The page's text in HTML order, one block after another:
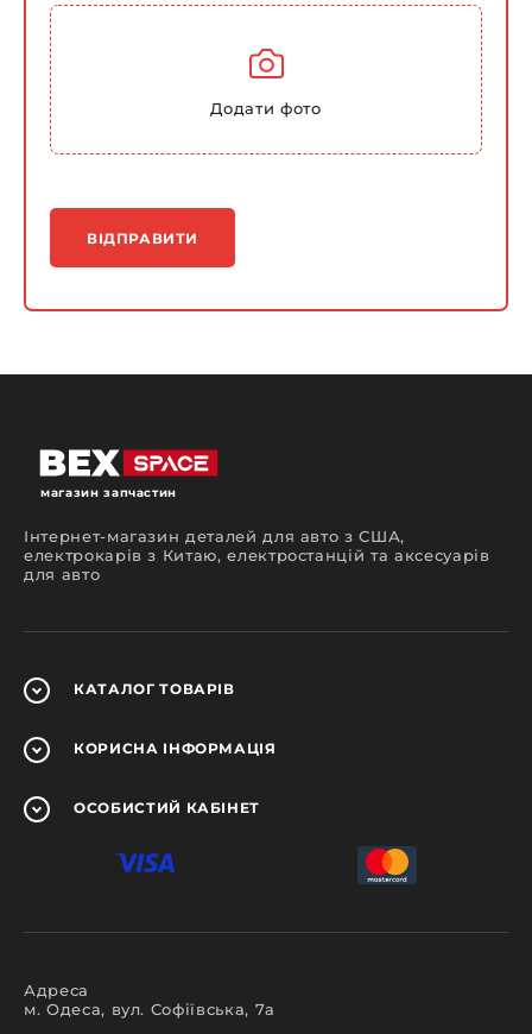
Додати фото
ВІДПРАВИТИ
магазин запчастин
Інтернет-магазин деталей для авто з США,
електрокарів з Китаю, електростанцій та аксесуарів
для авто
КАТАЛОГ ТОВАРІВ
КОРИСНА ІНФОРМАЦІЯ
ОСОБИСТИЙ КАБІНЕТ
Адреса
м. Одеса, вул. Софіївська, 7а